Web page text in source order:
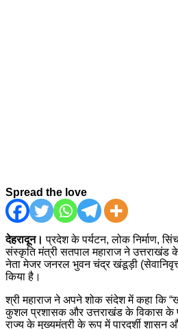
Spread the love
देहरादून। प्रदेश के पर्यटन, लोक निर्माण,
संस्कृति मंत्री सतपाल महाराज ने उत्तराखंड के
नेता मेजर जनरल भुवन चंद्र खंडूड़ी
किया है।
श्री महाराज ने अपने शोक संदेश में कहा कि
कुशल प्रशासक और उत्तराखंड के विकास के
राज्य के मुख्यमंत्री के रूप में पारदर्शी शासन